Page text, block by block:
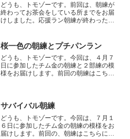
どうも、トモゾーです。前回は、朝練が
終わってお茶会をしている所までをお届
けしました。応援ラン朝練が終わった
ょんからの里マラソンが、練習場所から
８キロくらいの場所で開催され...
桜一色の朝練とプチパンラン
どうも、トモゾーです。今回は、４月７
日に参加したチム金の朝練と２部練の模
様をお届けします。前回の朝練はこちら
所を回る感じになりました...
サバイバル朝練
どうも、トモゾーです。今回は、７月１
６日に参加したチム金の朝練の模様をお
届けします。前回の、朝練はこちらにな